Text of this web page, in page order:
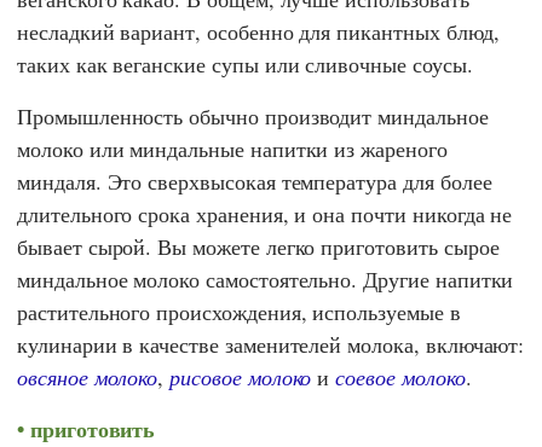
несладкий вариант, особенно для пикантных блюд,
таких как веганские супы или сливочные соусы.
Промышленность обычно производит миндальное
молоко или миндальные напитки из жареного
миндаля. Это сверхвысокая температура для более
длительного срока хранения, и она почти никогда не
бывает сырой. Вы можете легко приготовить сырое
миндальное молоко самостоятельно. Другие напитки
растительного происхождения, используемые в
кулинарии в качестве заменителей молока, включают:
овсяное молоко,рисовое молоко исоевое молоко.
приготовить